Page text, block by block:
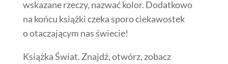
wskazane rzeczy, nazwać kolor. Dodatkowo
na końcu książki czeka sporo ciekawostek
o otaczającym nas świecie!
Książka Świat. Znajdź, otwórz, zobacz